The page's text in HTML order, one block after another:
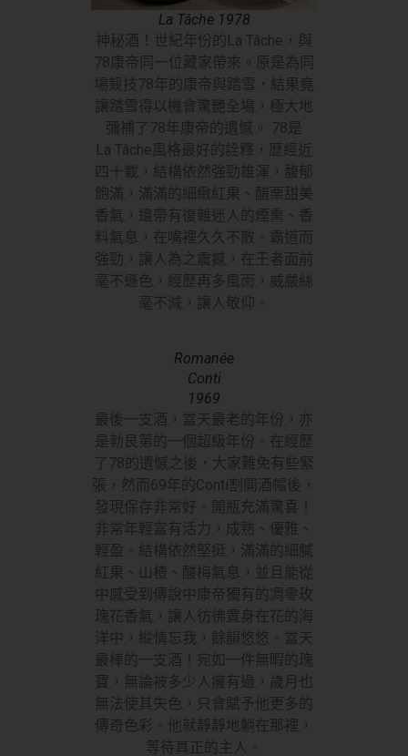
La Tâche 1978
神秘酒！世紀年份的La Tâche，與
78康帝同一位藏家帶來。原是為同
場競技78年的康帝與踏雪，結果竟
讓踏雪得以機會驚艷全場，極大地
彌補了78年康帝的遺憾。 78是
La Tâche風格最好的詮釋，歷經近
四十載，結構依然強勁雄渾，馥郁
飽滿，滿滿的細緻紅果、醋栗甜美
香氣，還帶有復雜迷人的煙熏、香
料氣息，在嘴裡久久不散。霸道而
強勁，讓人為之震撼，在王者面前
毫不遜色，經歷再多風雨，威嚴絲
毫不減，讓人敬仰。
Romanée
Conti
1969
最後一支酒，當天最老的年份，亦
是勃艮第的一個超級年份。在經歷
了78的遺憾之後，大家難免有些緊
張，然而69年的Conti割開酒帽後，
發現保存非常好。開瓶充滿驚喜！
非常年輕富有活力，成熟、優雅、
輕盈。結構依然堅挺，滿滿的細膩
紅果、山楂、酸梅氣息，並且能從
中感受到傳說中康帝獨有的凋零玫
瑰花香氣，讓人彷彿置身在花的海
洋中，縱情忘我，餘韻悠悠。當天
最棒的一支酒！宛如一件無暇的瑰
寶，無論被多少人擁有過，歲月也
無法使其失色，只會賦予他更多的
傳奇色彩。他就靜靜地躺在那裡，
等待真正的主人。